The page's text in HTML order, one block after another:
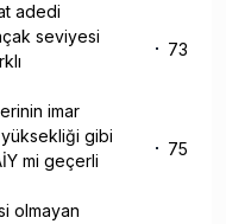
adedi
seviyesi
73
imar
gibi
mi geçerli
75
olmayan